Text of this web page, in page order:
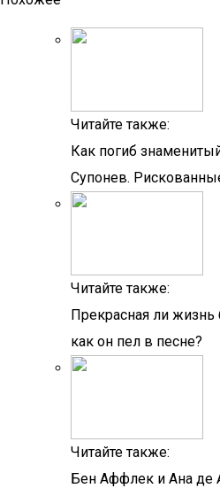
Читайте также:
Как погиб
Супонев.
Читайте также:
Прекрасная ли
как он пел в песне?
Читайте также:
Бен Аффлек и Ана де